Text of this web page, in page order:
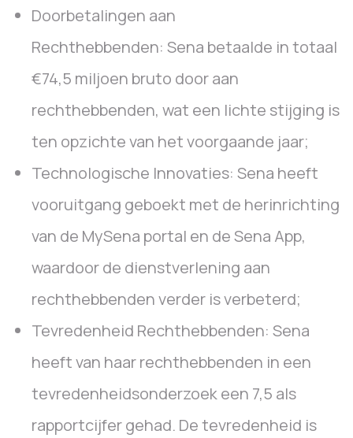
Doorbetalingen aan
Rechthebbenden: Sena betaalde in totaal
€74,5 miljoen bruto door aan
rechthebbenden, wat een lichte stijging is
ten opzichte van het voorgaande jaar;
Technologische Innovaties: Sena heeft
vooruitgang geboekt met de herinrichting
van de MySena portal en de Sena App,
waardoor de dienstverlening aan
rechthebbenden verder is verbeterd;
Tevredenheid Rechthebbenden: Sena
heeft van haar rechthebbenden in een
tevredenheidsonderzoek een 7,5 als
rapportcijfer gehad. De tevredenheid is